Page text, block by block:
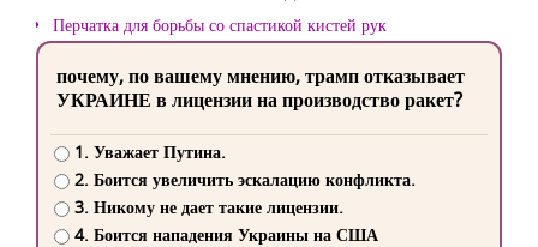
Перчатка для борьбы со спастикой кистей рук
почему, по вашему мнению, трамп отказывает
УКРАИНЕ в лицензии на производство ракет?
1. Уважает Путина.
2. Боится увеличить эскалацию конфликта.
3. Никому не дает такие лицензии.
4. Боится нападения Украины на США